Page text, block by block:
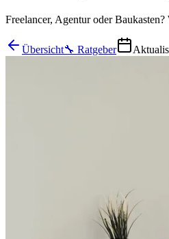
Freelancer, Agentur oder
Übersicht🔧 Ratgeber